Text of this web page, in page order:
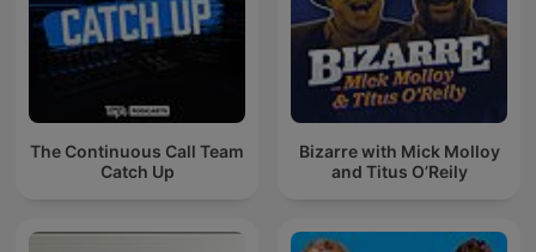
The Continuous Call Team
Catch Up
Bizarre with Mick Molloy
and Titus O’Reily